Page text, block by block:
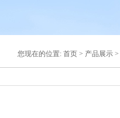
您现在的位置: 首页 > 产品展示 >